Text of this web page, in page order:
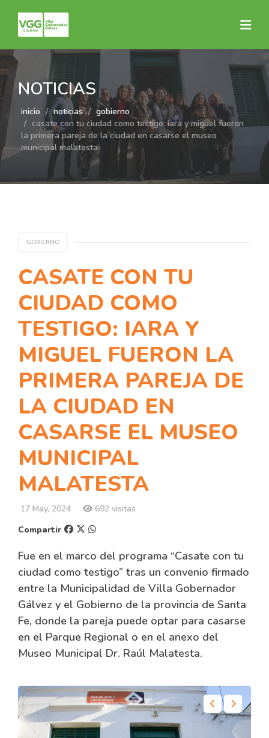
NOTICIAS
inicio noticias
gobierno
casate con tu ciudad como testigo: iara y miguel fueron
la primera pareja de la ciudad en casarse el museo
municipal malatesta
GOBIERNO
CASATE CON TU
CIUDAD COMO
TESTIGO: IARA Y
MIGUEL FUERON LA
PRIMERA PAREJA DE
LA CIUDAD EN
CASARSE EL MUSEO
MUNICIPAL
MALATESTA
17 May, 2024
692 visitas
Compartir
Fue en el marco del programa “Casate con tu
ciudad como testigo” tras un convenio firmado
entre la Municipalidad de Villa Gobernador
Gálvez y el Gobierno de la provincia de Santa
Fe, donde la pareja puede optar para casarse
en el Parque Regional o en el anexo del
Museo Municipal Dr. Raúl Malatesta.